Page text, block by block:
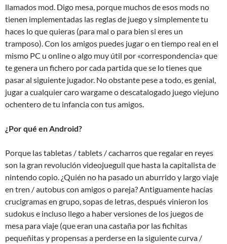
llamados mod. Digo mesa, porque muchos de esos mods no
tienen implementadas las reglas de juego y simplemente tu
haces lo que quieras (para mal o para bien si eres un
tramposo). Con los amigos puedes jugar o en tiempo real en el
mismo PC u online o algo muy útil por «correspondencia» que
te genera un fichero por cada partida que se lo tienes que
pasar al siguiente jugador. No obstante pese a todo, es genial,
jugar a cualquier caro wargame o descatalogado juego viejuno
ochentero de tu infancia con tus amigos.
¿Por qué en Android?
Porque las tabletas / tablets / cacharros que regalar en reyes
son la gran revolución videojueguil que hasta la capitalista de
nintendo copio. ¿Quién no ha pasado un aburrido y largo viaje
en tren / autobus con amigos o pareja? Antiguamente hacías
crucigramas en grupo, sopas de letras, después vinieron los
sudokus e incluso llego a haber versiones de los juegos de
mesa para viaje (que eran una castaña por las fichitas
pequeñitas y propensas a perderse en la siguiente curva /